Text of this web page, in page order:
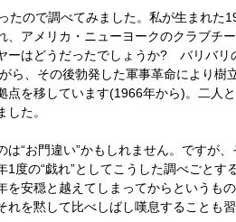
たので調べてみました。私が生まれた
、アメリカ・ニューヨークのクラブチ
ーはどうだったでしょうか? バリバリ
ら、その後勃発した軍事革命により樹
点を移しています(1966年から)。二人
た。
は“お門違い”かもしれません。ですが
1 度の“戯れ”としてこうした調べごと
を安穏と越えてしまってからというも
れを黙して比べしばし嘆息することも